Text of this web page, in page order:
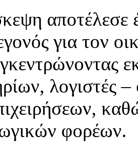
αποτέλεσε
για τον
λογιστές
φορέων.